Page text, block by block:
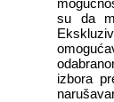
su da
izbora